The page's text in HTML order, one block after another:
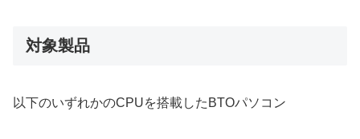
対象製品
以下のいずれかのCPUを搭載したBTOパソコン